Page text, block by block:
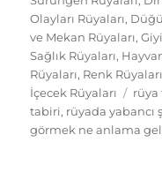
Olayları Rüyaları,
ve Mekan Rüyaları,
Sağlık Rüyaları,
Rüyaları, Renk Rüyaları
İçecek Rüyaları
rüya
tabiri, rüyada yabancı
görmek ne anlama